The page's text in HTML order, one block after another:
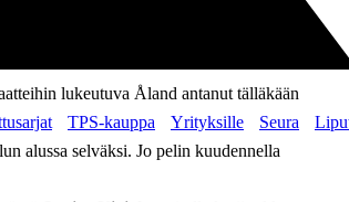
TPS-kauppa Yrityksille Seura
lukeutuva Åland antanut tälläkään
alussa selväksi. Jo pelin kuudennella